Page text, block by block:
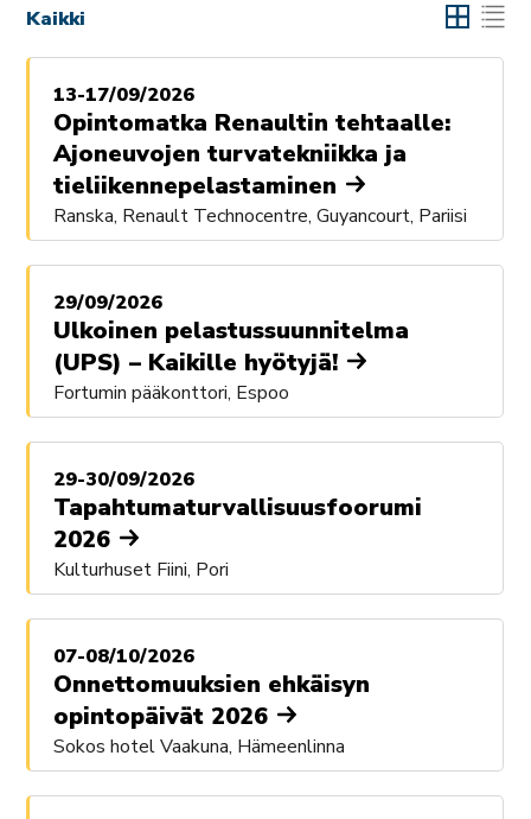
Kaikki
13-17/09/2026
Opintomatka Renaultin tehtaalle:
Ajoneuvojen turvatekniikka ja
tieliikennepelastaminen
Ranska, Renault Technocentre, Guyancourt, Pariisi
29/09/2026
Ulkoinen pelastussuunnitelma
(UPS) – Kaikille hyötyjä!
Fortumin pääkonttori, Espoo
29-30/09/2026
Tapahtumaturvallisuusfoorumi
2026
Kulturhuset Fiini, Pori
07-08/10/2026
Onnettomuuksien ehkäisyn
opintopäivät 2026
Sokos hotel Vaakuna, Hämeenlinna